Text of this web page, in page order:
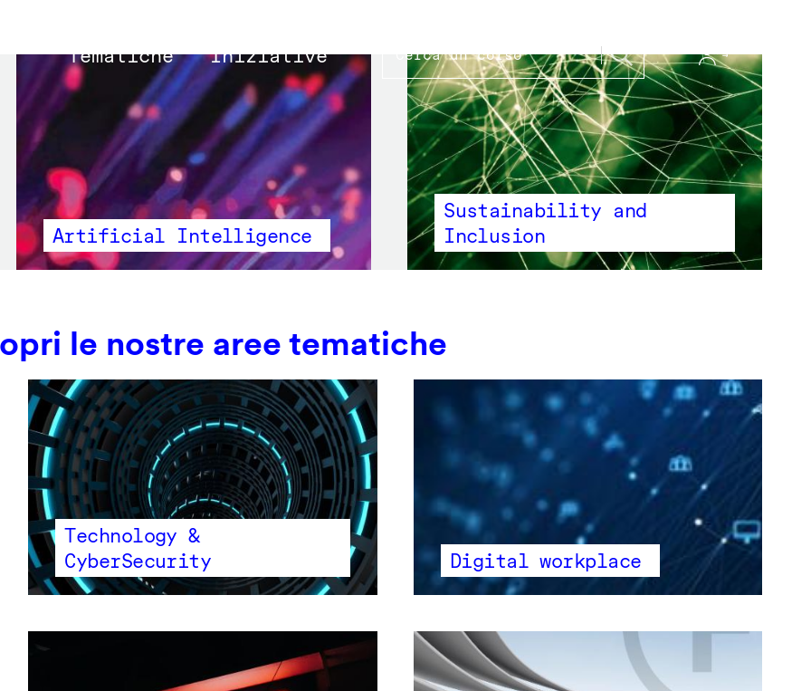
Main
navigation
Tematiche Iniziative
Artificial Intelligence
Sustainability and
Inclusion
le nostre aree tematiche
Technology &
CyberSecurity
Digital workplace